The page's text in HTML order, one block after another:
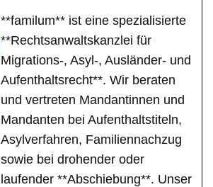
**familum** ist eine spezialisierte
**Rechtsanwaltskanzlei für
Migrations-, Asyl-, Ausländer- und
Aufenthaltsrecht**. Wir beraten
und vertreten Mandantinnen und
Mandanten bei Aufenthaltstiteln,
Asylverfahren, Familiennachzug
sowie bei drohender oder
laufender **Abschiebung**. Unser